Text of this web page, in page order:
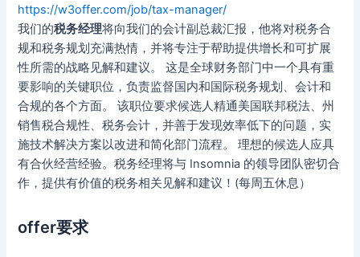
https://w3offer.com/job/tax-manager/
我们的税务经理将向我们的会计副总裁汇报，他将对税务合
规和税务规划充满热情，并将专注于帮助提供增长和可扩展
性所需的战略见解和建议。 这是全球财务部门中一个具有重
要影响的关键职位，负责监督国内和国际税务规划、会计和
合规的各个方面。 该职位要求候选人精通美国联邦税法、州
销售税合规性、税务会计，并善于发现效率低下的问题，实
施技术解决方案以改进和简化部门流程。 理想的候选人应具
有合伙经营经验。税务经理将与 Insomnia 的领导团队密切合
作，提供有价值的税务相关见解和建议！(每周五休息）
offer要求